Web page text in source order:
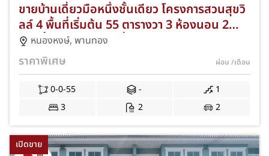
ขายบ้านเดี่ยวมือหนึ่งชั้นเดียว โครงการสวนสุขวิ
ลล์ 4 พื้นที่เริ่มต้น 55 ตารางวา 3 ห้องนอน 2
ห้องน้ำ 1 ห้องครัว 2 ที่จอดรถ ทำเลศักยภาพ
หนองหงส์-พานทอง จังหวัดชลบุรี บ้านใหม่พร้อม
ของแถมจัดเต็ม เข้าอยู่ได้ทันที NKA-VP51-030
หนองหงษ์, พานทอง
ราคาพิเศษ ผ่อน /เดือน
0-0-55 -
1
3
2 2
เปิดขาย